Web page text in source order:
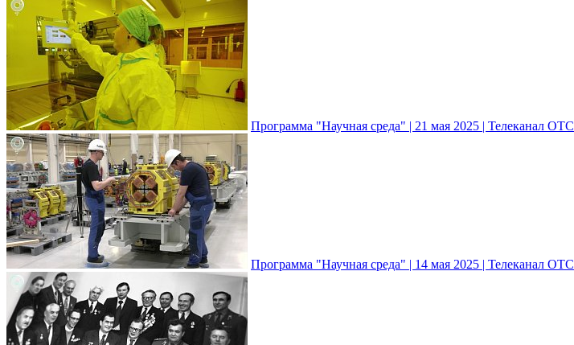
Программа "Научная среда" | 21 мая 2025 | Телеканал ОТС
Программа "Научная среда" | 14 мая 2025 | Телеканал ОТС